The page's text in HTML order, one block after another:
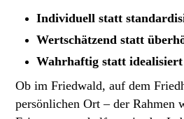
Individuell statt
Wertschätzend statt
Wahrhaftig statt idealisiert
Ob im Friedwald, auf dem
persönlichen Ort – der Rahmen